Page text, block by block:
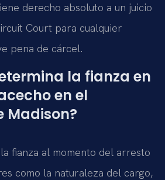
derecho absoluto a un juicio
Court para cualquier
pena de cárcel.
la fianza en
en el
Madison?
fianza al momento del arresto
como la naturaleza del cargo,